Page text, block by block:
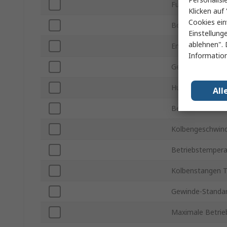
Funktion
Gehäusematerial
Hublänge
Betriebsdruck
Kolbenstangen
Gewinde-
Maximale
Klicken
Cookies
ablehnen".